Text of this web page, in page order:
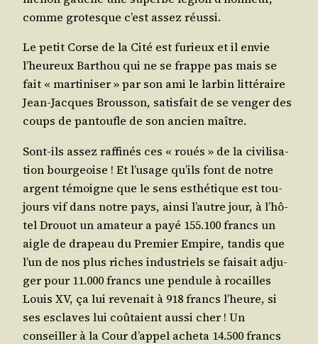
comme gro­tesque c’est assez réussi.
Le petit Corse de la Cité est furieux et il envie
l’heu­reux Bar­thou qui ne se frappe pas mais se
fait « mar­ti­ni­ser » par son ami le lar­bin lit­té­raire
Jean-Jacques Brous­son, satis­fait de se ven­ger des
coups de pan­toufle de son ancien maître.
Sont-ils assez raf­fi­nés ces « roués » de la civi­li­sa­
tion bour­geoise ! Et l’u­sage qu’ils font de notre
argent témoigne que le sens esthé­tique est tou­
jours vif dans notre pays, ain­si l’autre jour, à l’hô­
tel Drouot un ama­teur a payé 155.100 francs un
aigle de dra­peau du Pre­mier Empire, tan­dis que
l’un de nos plus riches indus­triels se fai­sait adju­
ger pour 11.000 francs une pen­dule à rocailles
Louis XV, ça lui reve­nait à 918 francs l’heure, si
ses esclaves lui coû­taient aus­si cher ! Un
conseiller à la Cour d’ap­pel ache­ta 14.500 francs